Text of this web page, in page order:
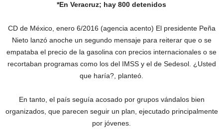
*En Veracruz; hay 800 detenidos
CD de México, enero 6/2016 (agencia acento) El presidente Peña
Nieto lanzó anoche un segundo mensaje para reiterar que o se
empataba el precio de la gasolina con precios internacionales o se
recortaban programas como los del IMSS y el de Sedesol. ¿Usted
que haría?, planteó.
En tanto, el país seguía acosado por grupos vándalos bien
organizados, que parecen seguir un plan, ejecutado principalmente
por jóvenes.